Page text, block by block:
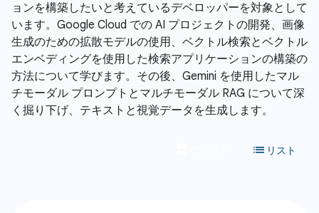
ョンを構築したいと考えているデベロッパーを対象として
います。Google Cloud での AI プロジェクトの開発、画像
生成のための拡散モデルの使用、ベクトル検索とベクトル
エンベディングを使用した検索アプリケーションの構築の
方法について学びます。その後、Gemini を使用したマル
チモーダル プロンプトとマルチモーダル RAG について深
く掘り下げ、テキストと視覚データを生成します。